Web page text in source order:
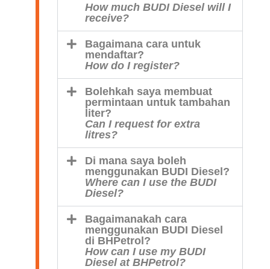
How much BUDI Diesel will I
receive?
Bagaimana cara untuk
mendaftar?
How do I register?
Bolehkah saya membuat
permintaan untuk tambahan
liter?
Can I request for extra
litres?
Di mana saya boleh
menggunakan BUDI Diesel?
Where can I use the BUDI
Diesel?
Bagaimanakah cara
menggunakan BUDI Diesel
di BHPetrol?
How can I use my BUDI
Diesel at BHPetrol?